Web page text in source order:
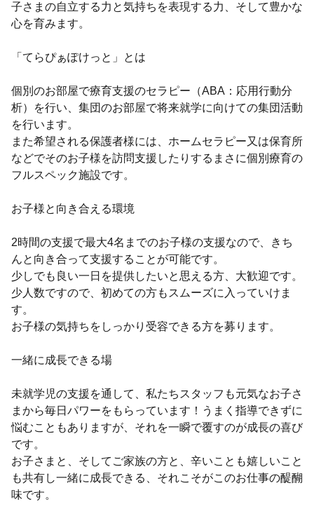
子さまの自立する力と気持ちを表現する力、そして豊かな
心を育みます。
「てらぴぁぽけっと」とは
個別のお部屋で療育支援のセラピー（ABA：応用行動分
析）を行い、集団のお部屋で将来就学に向けての集団活動
を行います。
また希望される保護者様には、ホームセラピー又は保育所
などでそのお子様を訪問支援したりするまさに個別療育の
フルスペック施設です。
お子様と向き合える環境
2時間の支援で最大4名までのお子様の支援なので、きち
んと向き合って支援することが可能です。
少しでも良い一日を提供したいと思える方、大歓迎です。
少人数ですので、初めての方もスムーズに入っていけま
す。
お子様の気持ちをしっかり受容できる方を募ります。
一緒に成長できる場
未就学児の支援を通して、私たちスタッフも元気なお子さ
まから毎日パワーをもらっています！うまく指導できずに
悩むこともありますが、それを一瞬で覆すのが成長の喜び
です。
お子さまと、そしてご家族の方と、辛いことも嬉しいこと
も共有し一緒に成長できる、それこそがこのお仕事の醍醐
味です。